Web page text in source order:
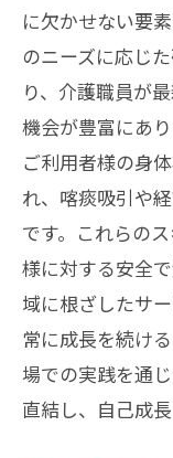
訪問介
地域ニ
訪問介
紀の川
訪問介護が
訪問介
訪問介
地域社
訪問介
訪問介
に欠かせない要
のニーズに応じ
り、介護職員が
機会が豊富にあ
ご利用者様の身
れ、喀痰吸引や
です。これらの
様に対する安全
域に根ざしたサ
常に成長を続け
場での実践を通
直結し、自己成